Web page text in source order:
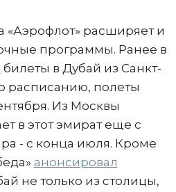
«Аэрофлот» расширяет и
программы. Ранее в
билеты в Дубай из Санкт-
расписанию, полеты
Из Москвы
в этот эмират еще с
- с конца июля. Кроме
анонсировал
не только из столицы,